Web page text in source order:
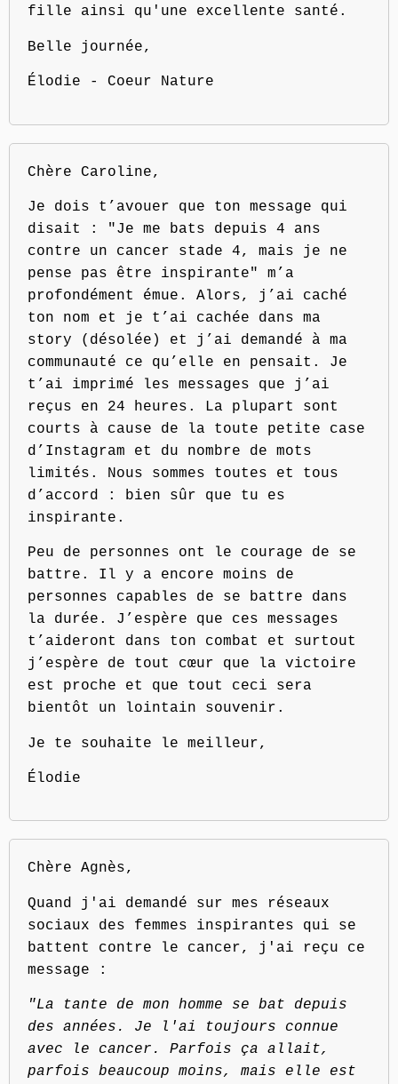
fille ainsi qu'une excellente santé.
Belle journée,
Élodie - Coeur Nature
Chère Caroline,
Je dois t’avouer que ton message qui
disait : "Je me bats depuis 4 ans
contre un cancer stade 4, mais je ne
pense pas être inspirante" m’a
profondément émue. Alors, j’ai caché
ton nom et je t’ai cachée dans ma
story (désolée) et j’ai demandé à ma
communauté ce qu’elle en pensait. Je
t’ai imprimé les messages que j’ai
reçus en 24 heures. La plupart sont
courts à cause de la toute petite case
d’Instagram et du nombre de mots
limités. Nous sommes toutes et tous
d’accord : bien sûr que tu es
inspirante.
Peu de personnes ont le courage de se
battre. Il y a encore moins de
personnes capables de se battre dans
la durée. J’espère que ces messages
t’aideront dans ton combat et surtout
j’espère de tout cœur que la victoire
est proche et que tout ceci sera
bientôt un lointain souvenir.
Je te souhaite le meilleur,
Élodie
Chère Agnès,
Quand j'ai demandé sur mes réseaux
sociaux des femmes inspirantes qui se
battent contre le cancer, j'ai reçu ce
message :
"La tante de mon homme se bat depuis
des années. Je l'ai toujours connue
avec le cancer. Parfois ça allait,
parfois beaucoup moins, mais elle est